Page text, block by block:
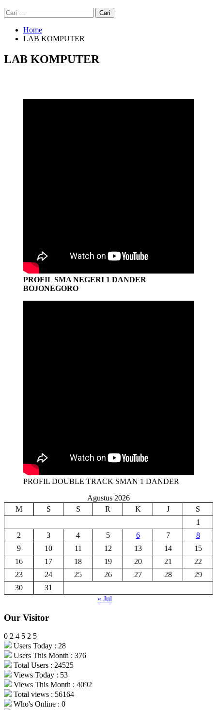
Cari
untuk:
Home
LAB KOMPUTER
LAB KOMPUTER
PROFIL SMA NEGERI 1 DANDER
BOJONEGORO
PROFIL DOUBLE TRACK SMAN 1 DANDER
Agustus 2026
M
S S R K J
S
1
2
3 4 5 6 7
8
9
10 11 12 13 14
15
16
17 18 19 20 21
22
23
24 25 26 27 28
29
30
31
« Jul
Our Visitor
0 2 4 5 2 5
Users Today : 28
Users This Month : 376
Total Users : 24525
Views Today : 53
Views This Month : 4092
Total views : 56164
Who's Online : 0